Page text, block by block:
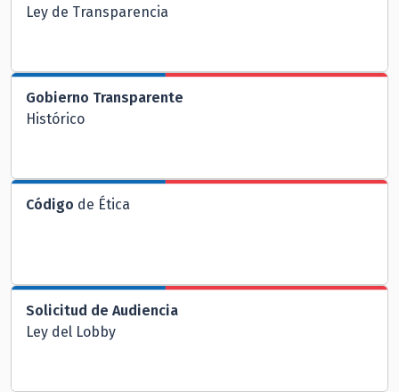
Ley de Transparencia
Gobierno Transparente
Histórico
Código de Ética
Solicitud de Audiencia
Ley del Lobby